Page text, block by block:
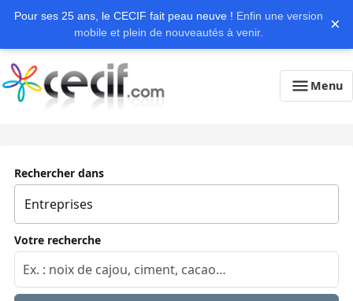
Pour ses 25 ans, le CECIF fait peau neuve ! Enfin une version
mobile et plein de nouveautés à venir.
×
Menu
Rechercher dans
Votre recherche